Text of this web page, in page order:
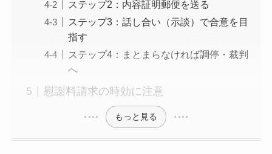
ステップ2：内容証明郵便を送る
ステップ3：話し合い（示談）で合意を目
指す
ステップ4：まとまらなければ調停・裁判
へ
慰謝料請求の時効に注意
もっと見る